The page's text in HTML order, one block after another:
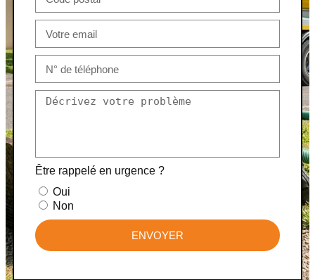
Être rappelé en urgence ?
Oui
Non
ENVOYER